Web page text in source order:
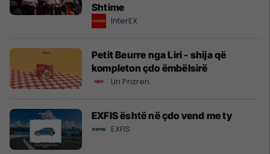
Shtime
InterEX
Petit Beurre nga Liri - shija që
kompleton çdo ëmbëlsirë
Liri Prizren
EXFIS është në çdo vend me ty
EXFIS